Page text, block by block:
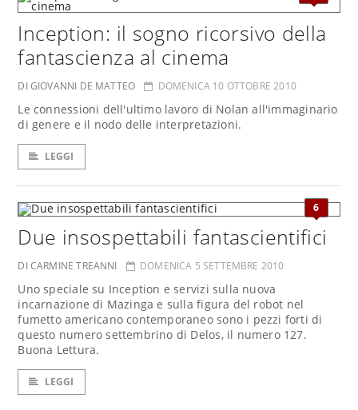
Inception: il sogno ricorsivo della
fantascienza al cinema
DI GIOVANNI DE MATTEO DOMENICA 10 OTTOBRE 2010
Le connessioni dell'ultimo lavoro di Nolan all'immaginario
di genere e il nodo delle interpretazioni.
LEGGI
6
Due insospettabili fantascientifici
DI CARMINE TREANNI DOMENICA 5 SETTEMBRE 2010
Uno speciale su Inception e servizi sulla nuova
incarnazione di Mazinga e sulla figura del robot nel
fumetto americano contemporaneo sono i pezzi forti di
questo numero settembrino di Delos, il numero 127.
Buona Lettura.
LEGGI